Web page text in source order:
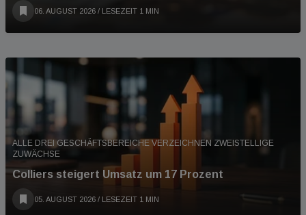
06. AUGUST 2026 / LESEZEIT 1 MIN
ALLE DREI GESCHÄFTSBEREICHE VERZEICHNEN ZWEISTELLIGE
ZUWÄCHSE
Colliers steigert Umsatz um 17 Prozent
05. AUGUST 2026 / LESEZEIT 1 MIN